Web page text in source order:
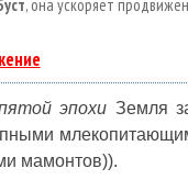
, она ускоряет
эпохи Земля
мамонтов)).